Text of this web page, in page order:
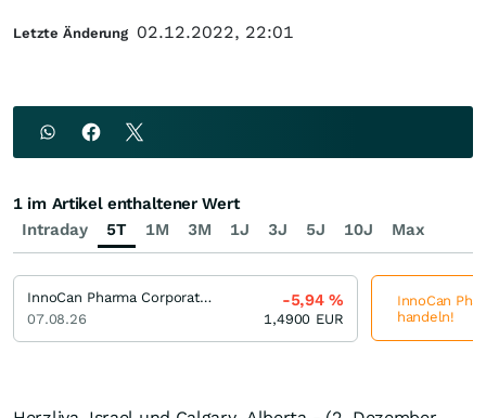
Letzte Änderung 02.12.2022, 22:01
Intraday 5T 1M 3M 1J 3J 5J 10J Max
1 im Artikel enthaltener Wert
InnoCan Pharma Corporation
07.08.26
-5,94%
1,4900 EUR
InnoCan
handeln!